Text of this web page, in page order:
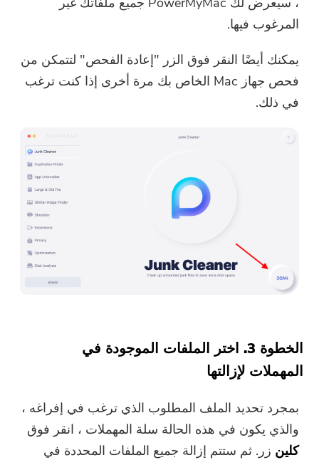
المرغوب فيها.
يمكنك أيضًا النقر فوق الزر "إعادة الفحص" لتتمكن من
فحص جهاز Mac الخاص بك مرة أخرى إذا كنت ترغب
في ذلك.
الخطوة 3. اختر الملفات الموجودة في
المهملات لإزالتها
بمجرد تحديد الملف المطلوب الذي ترغب في إفراغه ،
والذي يكون في هذه الحالة سلة المهملات ، انقر فوق
كلين زر. ثم ستتم إزالة جميع الملفات المحددة في
تم إرسال رابط التنزيل ورمز القسيمة
user@email.com. يمكنك أيضًا النقر
فوق الزر لشراء البرنامج مباشرةً.